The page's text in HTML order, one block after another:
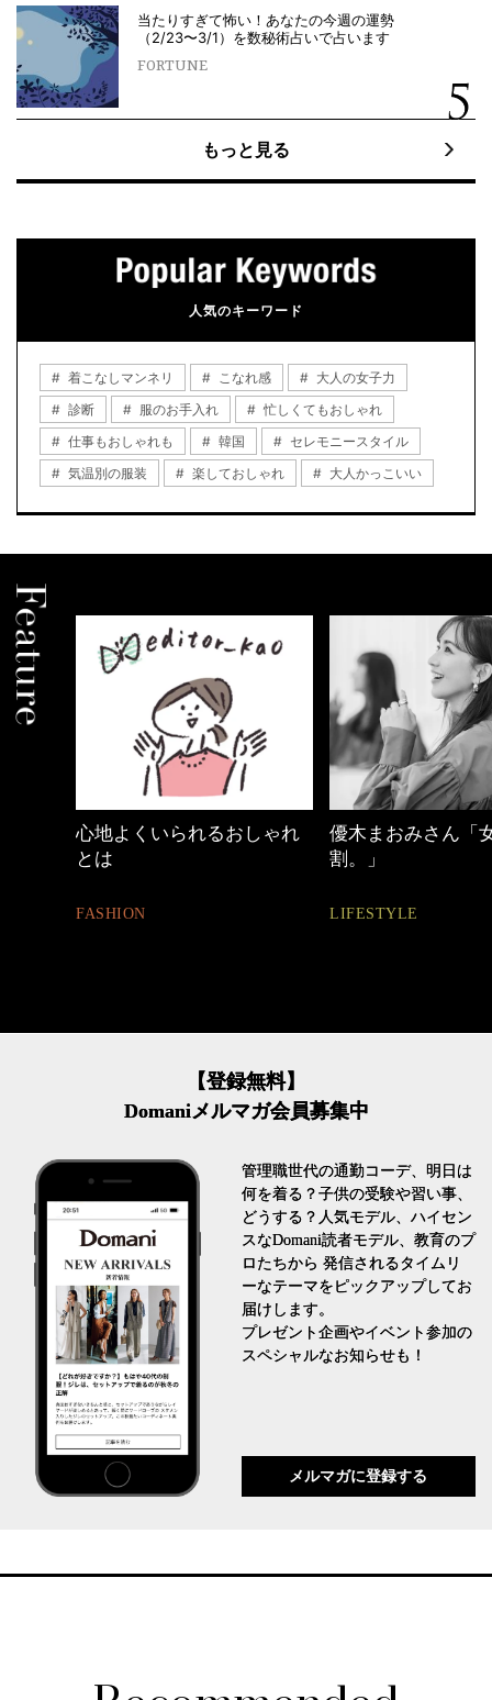
当たりすぎて怖い！あなたの今週の運勢
（2/23〜3/1）を数秘術占いで占います
FORTUNE
もっと見る
人気のキーワード
着こなしマンネリ こなれ感
大人の女子力
診断
服のお手入れ
忙しくてもおしゃれ
仕事もおしゃれも
韓国
セレモニースタイル
気温別の服装
楽しておしゃれ 大人かっこいい
優木まおみさん「女の時間
割。」
LIFESTYLE
【ワーママのきれ
ュアル通勤】
FASHION
【登録無料】
Domaniメルマガ会員募集中
管理職世代の通勤コーデ、明日は
何を着る？子供の受験や習い事、
どうする？人気モデル、ハイセン
スなDomani読者モデル、教育のプ
ロたちから 発信されるタイムリ
ーなテーマをピックアップしてお
届けします。
プレゼント企画やイベント参加の
スペシャルなお知らせも！
メルマガに登録する